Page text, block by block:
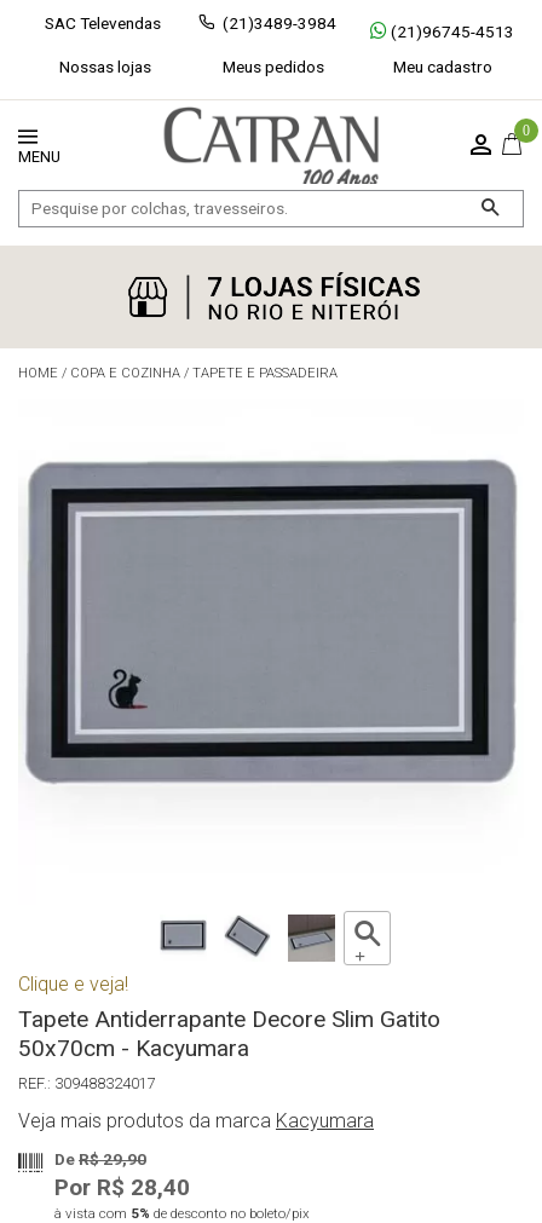
SAC Televendas (21)3489-3984
(21)96745-4513
Nossas lojas
Meus pedidos Meu cadastro
0
Exibir todos Fechar [×]
HOME / COPA E COZINHA / TAPETE E PASSADEIRA
Clique e veja!
Tapete Antiderrapante Decore Slim Gatito
50x70cm - Kacyumara
309488324017
Veja mais produtos da marca Kacyumara
DeR$ 29,90
Por R$ 28,40
à vista com 5% de desconto no boleto/pix